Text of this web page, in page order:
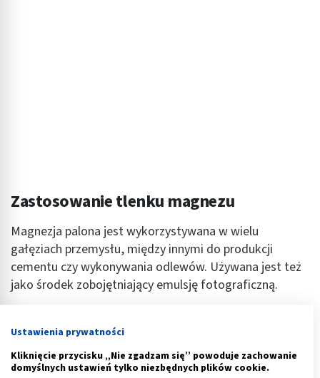
Zastosowanie tlenku magnezu
Magnezja palona jest wykorzystywana w wielu
gałęziach przemysłu, między innymi do produkcji
cementu czy wykonywania odlewów. Używana jest też
jako środek zobojętniający emulsję fotograficzną.
zwłaszcza w połączeniu z innymi jego formami (jak na
przykład wodorotlenek) oraz kwasami organicznymi
(np. cytrynowym):
Ustawienia prywatności
Kliknięcie przycisku „Nie zgadzam się” powoduje zachowanie
domyślnych ustawień tylko niezbędnych plików cookie.